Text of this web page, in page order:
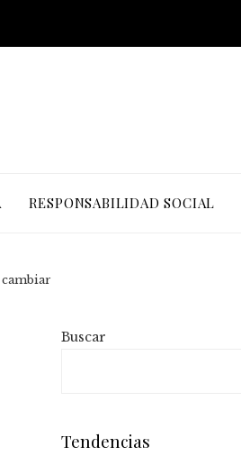
RESPONSABILIDAD SOCIAL
Buscar
Tendencias